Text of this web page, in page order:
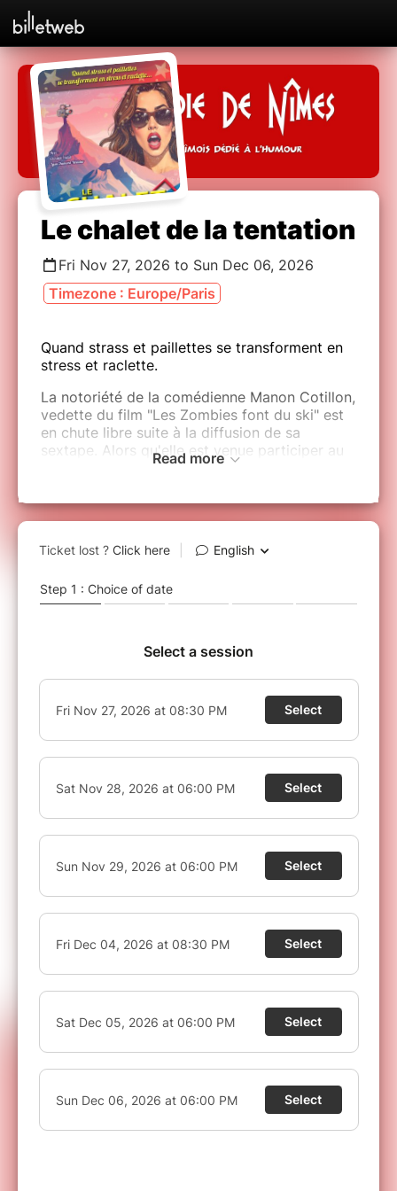
Le chalet de la tentation
Fri Nov 27, 2026 to Sun Dec 06, 2026
Timezone : Europe/Paris
Quand strass et paillettes se transforment en
stress et raclette.
La notoriété de la comédienne Manon Cotillon,
vedette du film "Les Zombies font du ski" est
en chute libre suite à la diffusion de sa
sextape. Alors qu'elle est venue participer au
FIFDC, le Festival International du Film
randonnée sensée l'aider à se ressourcer.
à se réfugier dans le chalet de Michel, un bon
cette tornade brune.
vraiment se fier aux apparences ? Entre
​De Marc Duranteau et Adrien Benech, les
auteurs de "Une de perdue, 10 à trouver" et
"Bling Bling".
VOUS N'AVEZ PAS RECU VOTRE BILLET ?
Les réservations via Billetweb (notre partenaire
de billetterie sécurisée) sont disponibles en
temps réel.
confirmation d'achat. Le SMS de votre banque
autorise la tentative de transaction mais ne
garantie pas le paiement, il faut attendre l'écran
suivant (retour sur le site) pour savoir si le
paiement est passé ou non.
Read more